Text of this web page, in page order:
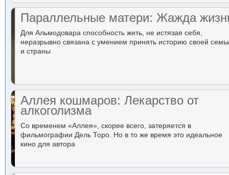
Параллельные матери: Жажда
Для Альмодовара способность жить, не истязая себя,
неразрывно связана с умением принять историю своей
и страны
Аллея кошмаров: Лекарство от
алкоголизма
Со временем «Аллея», скорее всего, затеряется в
фильмографии Дель Торо. Но в то же время это идеальное
кино для автора